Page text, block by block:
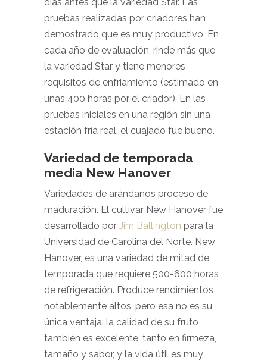
pruebas realizadas por criadores han
demostrado que es muy productivo. En
cada año de evaluación, rinde más que
la variedad Star y tiene menores
requisitos de enfriamiento (estimado en
unas 400 horas por el criador). En las
pruebas iniciales en una región sin una
estación fría real, el cuajado fue bueno.
Variedad de temporada
media New Hanover
Variedades de arándanos proceso de
maduración. El cultivar New Hanover fue
desarrollado por Jim Ballington para la
Universidad de Carolina del Norte. New
Hanover, es una variedad de mitad de
temporada que requiere 500-600 horas
de refrigeración. Produce rendimientos
notablemente altos, pero esa no es su
única ventaja: la calidad de su fruto
también es excelente, tanto en firmeza,
tamaño y sabor, y la vida útil es muy